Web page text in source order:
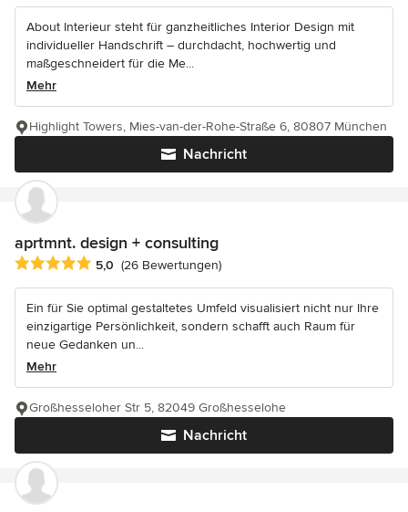
About Interieur steht für ganzheitliches Interior Design mit
individueller Handschrift – durchdacht, hochwertig und
maßgeschneidert für die Me...
Mehr
Nachricht
Highlight Towers, Mies-van-der-Rohe-Straße 6, 80807 München
aprtmnt. design + consulting
Durchschnittliche Bewertung: 5 von 5 Sternen
5,0 (26 Bewertungen)
Ein für Sie optimal gestaltetes Umfeld visualisiert nicht nur Ihre
einzigartige Persönlichkeit, sondern schafft auch Raum für
neue Gedanken un...
Mehr
Nachricht
Großhesseloher Str 5, 82049 Großhesselohe